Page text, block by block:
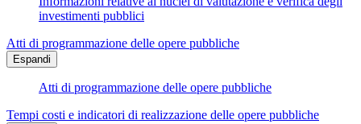
investimenti pubblici
Atti di programmazione delle opere pubbliche
Espandi
Atti di programmazione delle opere pubbliche
Tempi costi e indicatori di realizzazione delle opere pubbliche